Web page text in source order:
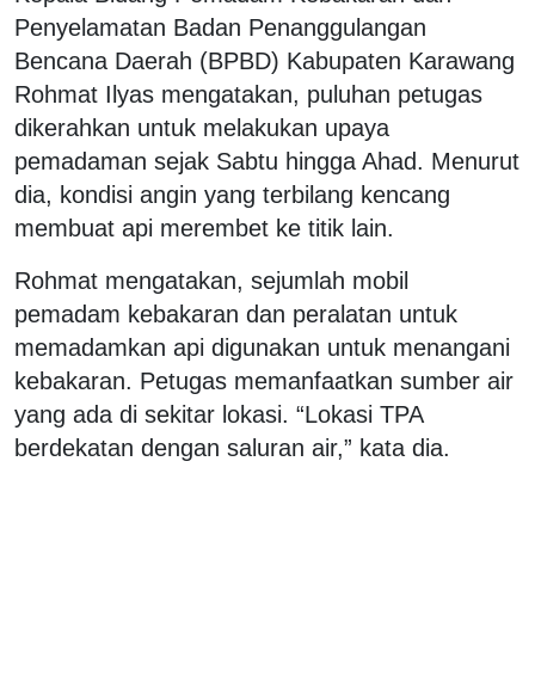
Penyelamatan Badan Penanggulangan
Bencana Daerah (BPBD) Kabupaten Karawang
Rohmat Ilyas mengatakan, puluhan petugas
dikerahkan untuk melakukan upaya
pemadaman sejak Sabtu hingga Ahad. Menurut
dia, kondisi angin yang terbilang kencang
membuat api merembet ke titik lain.
Rohmat mengatakan, sejumlah mobil
pemadam kebakaran dan peralatan untuk
memadamkan api digunakan untuk menangani
kebakaran. Petugas memanfaatkan sumber air
yang ada di sekitar lokasi. “Lokasi TPA
berdekatan dengan saluran air,” kata dia.